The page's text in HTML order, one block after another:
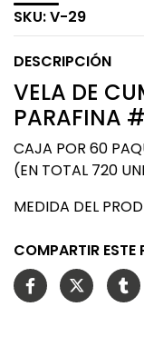
SKU:V-29
DESCRIPCIÓN
VELA DE
PARAFINA
CAJA POR 60
(EN TOTAL 720
MEDIDA DEL
COMPARTIR